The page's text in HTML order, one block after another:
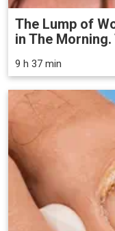
The Lump of
in The
9 h 37 min